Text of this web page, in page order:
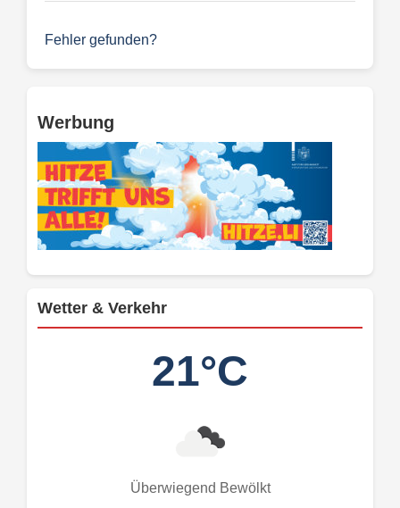
Fehler gefunden?
Werbung
Wetter & Verkehr
21°C
Überwiegend Bewölkt